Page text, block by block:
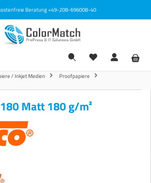
Beratung+49-208-696008-40
/ Inkjet Medien
Proofpapiere
Matt 180 g/m²